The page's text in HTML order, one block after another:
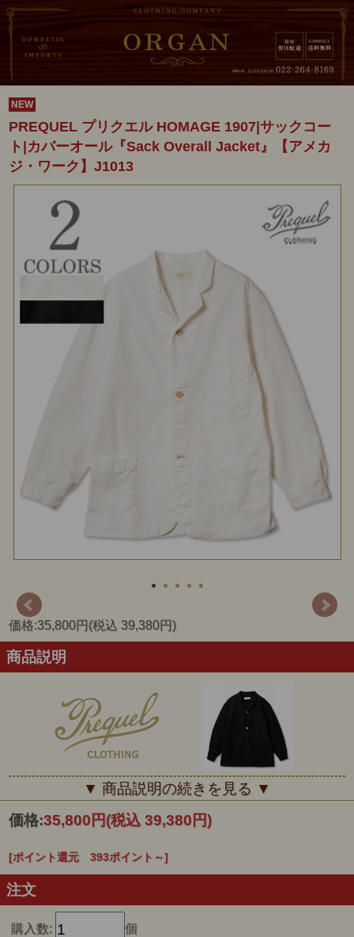
NEW
PREQUEL プリクエル HOMAGE 1907|サックコー
ト|カバーオール『Sack Overall Jacket』【アメカ
ジ・ワーク】J1013
価格:35,800円(税込 39,380円)
商品説明
■■■PREQUEL■■■
PREQUEL （プリクエル）というブランド名は、映画の用語で物語
の前を話のことを意味します。古い時代の服のディテールを現代のフ
ァッションに取り入れたデザインを 提案するブランド。まるで過去
の物語からインスピレーションを得たような新しいスタイルを提示
い物語を紡いでいきます。
▼ 商品説明の続きを見る ▼
価格:35,800円(税込 39,380円)
[ポイント還元 393ポイント～]
注文
購入数: 個